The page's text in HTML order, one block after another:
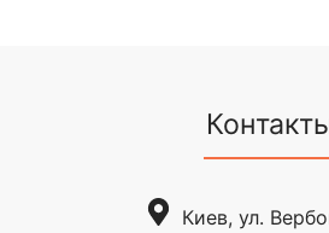
Киев, ул.